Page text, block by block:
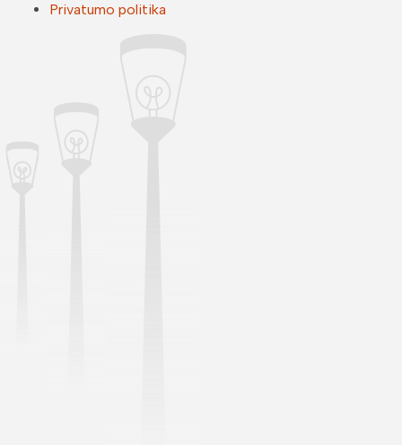
Privatumo politika